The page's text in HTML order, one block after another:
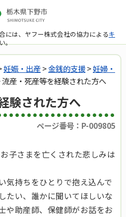
には、ヤフー株式会社の協力によるキ
。
妊娠・出産>金銭的支援>妊婦・
流産・死産等を経験された方へ
験された方へ
ページ番号：P-009805
子さまを亡くされた悲しみは
気持ちをひとりで抱え込んで
たい、誰かに聞いてほしいな
や助産師、保健師がお話をお